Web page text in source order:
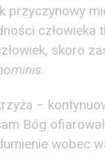
przyczynowy
skoro
.
–
Bóg
wobec